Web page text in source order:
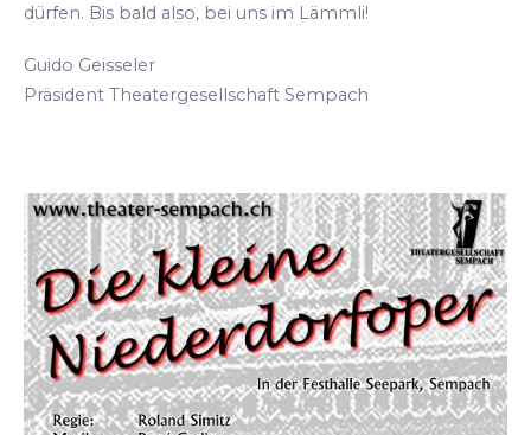
dürfen. Bis bald also, bei uns im Lämmli!
Guido Geisseler
Präsident Theatergesellschaft Sempach